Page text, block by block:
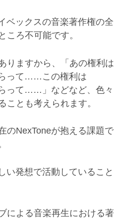
ベックスの音楽著作権の全
ころ不可能です。
りますから、「あの権利は
って…… この権利は
って…… 」などなど、色々
ことも考えられます。
のNexToneが抱える課題で
い発想で活動していること
による音楽再生における著